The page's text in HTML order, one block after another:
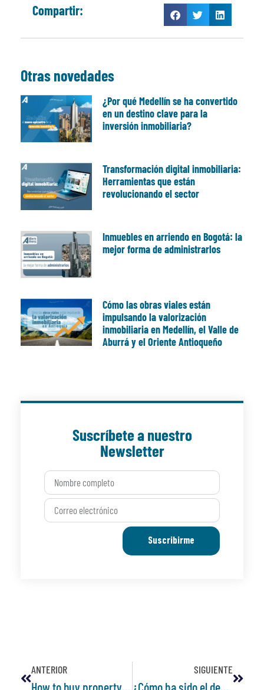
Compartir:
Otras novedades
¿Por qué Medellín se ha convertido
en un destino clave para la
inversión inmobiliaria?
Transformación digital inmobiliaria:
Herramientas que están
revolucionando el sector
Inmuebles en arriendo en Bogotá: la
mejor forma de administrarlos
Cómo las obras viales están
impulsando la valorización
inmobiliaria en Medellín, el Valle de
Aburrá y el Oriente Antioqueño
Suscríbete a nuestro
Newsletter
Suscribirme
ANTERIOR
How to buy property in Colombia as a foreigner?
SIGUIENTE
¿Cómo ha sido el desarrollo comercial y residencial de Laureles?